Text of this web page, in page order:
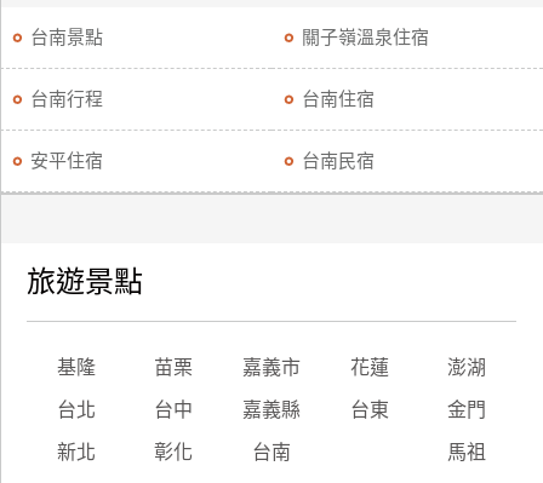
台南景點 關子嶺溫泉住宿
台南行程 台南住宿
安平住宿 台南民宿
旅遊景點
基隆 苗栗 嘉義市 花蓮 澎湖
台北 台中 嘉義縣 台東 金門
新北 彰化 台南 馬祖